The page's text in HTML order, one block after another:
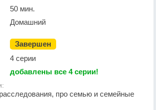
50 мин.
Домашний
Завершен
4 серии
добавлены все 4 серии!
про семью и семейные